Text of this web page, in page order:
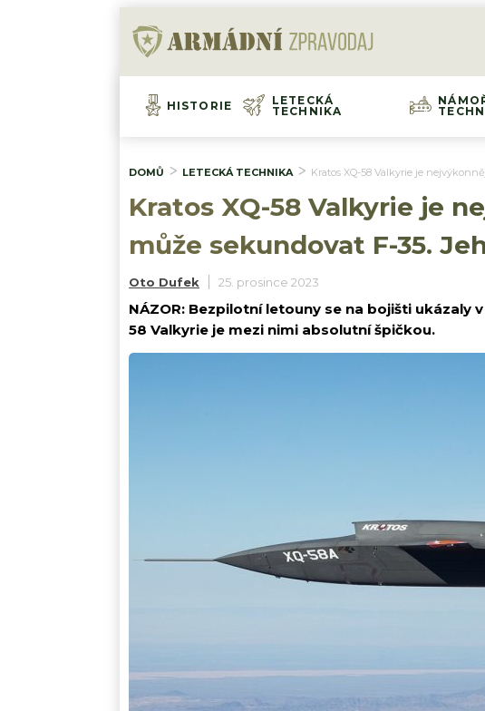
HISTORIE
LETECKÁ
TECHNIKA
DOMŮ LETECKÁ TECHNIKA Kratos XQ-58 Valkyrie je
Kratos XQ-58 Valkyrie je
může sekundovat F-35.
Oto Dufek 25. prosince 2023
NÁZOR: Bezpilotní letouny se na bojišti ukázaly
58 Valkyrie je mezi nimi absolutní špičkou.